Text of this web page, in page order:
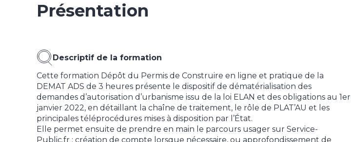
Présentation
Descriptif de la formation
Cette formation Dépôt du Permis de Construire en ligne et pratique de la
DEMAT ADS de 3 heures présente le dispositif de dématérialisation des
demandes d’autorisation d’urbanisme issu de la loi ELAN et des obligations au 1er
janvier 2022, en détaillant la chaîne de traitement, le rôle de PLAT’AU et les
principales téléprocédures mises à disposition par l’État.
Elle permet ensuite de prendre en main le parcours usager sur Service-
Public.fr : création de compte lorsque nécessaire, ou approfondissement de